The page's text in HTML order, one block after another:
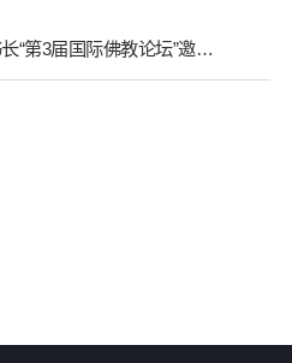
[俄罗斯 图瓦共和国]致秘书长“第3届国际佛教论坛”邀请函